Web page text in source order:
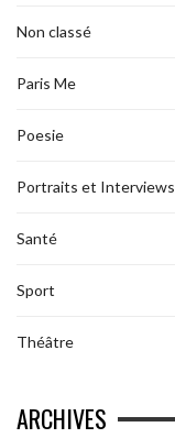
Non classé
Paris Me
Poesie
Portraits et Interviews
Santé
Sport
Théâtre
ARCHIVES